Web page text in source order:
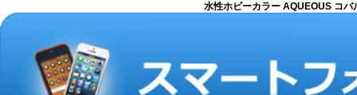
水性ホビーカラー AQUEOUS コ